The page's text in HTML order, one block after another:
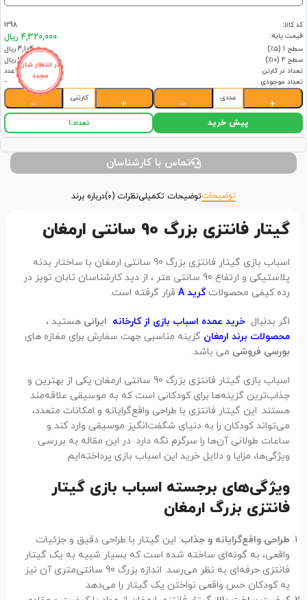
در انتظار شارژ
مجدد
کد کالا:
1298
قیمت پایه:
4,320,000 ریال
سطح 1 (۵٪)
4,104,000 ریال
سطح 2 (۱۰٪)
3,888,000 ریال
تعداد در کارتن
14عدد
تعداد موجودی
-
+
عددی
−
+
کارتنی
−
پیش خرید تعداد:1
تماس با کارشناسان
توضیحاتتوضیحات تکمیلینظرات (0) درباره برند
گیتار فانتزی بزرگ 90 سانتی ارمغان
اسباب بازی گیتار فانتزی بزرگ 90 سانتی ارمغان با ساختار بدنه
پلاستیکی و ارتفاع 90 سانتی متر ، از دید کارشناسان تابان تویز در
رده کیفی محصولاتگرید A قرار گرفته است.
اگر بدنبال خرید عمده اسباب بازی از کارخانه ایرانی هستید ،
محصولات برند ارمغان گزینه مناسبی جهت سفارش برای مغازه های
بورسی فروشی می باشد.
اسباب بازی گیتار فانتزی بزرگ 90 سانتی ارمغان یکی از بهترین و
جذاب‌ترین گزینه‌ها برای کودکانی است که به موسیقی علاقه‌مند
هستند. این گیتار فانتزی با طراحی واقع‌گرایانه و امکانات متعدد،
می‌تواند کودکان را به دنیای شگفت‌انگیز موسیقی وارد کند و
ساعات طولانی آن‌ها را سرگرم نگه دارد. در این مقاله به بررسی
ویژگی‌ها، مزایا و دلایل خرید این اسباب بازی پرداخته‌ایم.
ویژگی‌های برجسته اسباب بازی گیتار
فانتزی بزرگ ارمغان
طراحی واقع‌گرایانه و جذاب: این گیتار با طراحی دقیق و جزئیات
واقعی، به گونه‌ای ساخته شده است که بسیار شبیه به یک گیتار
فانتزی حرفه‌ای به نظر می‌رسد. اندازه بزرگ 90 سانتی‌متری آن نیز
به کودکان حس واقعی نواختن یک گیتار را می‌دهد.